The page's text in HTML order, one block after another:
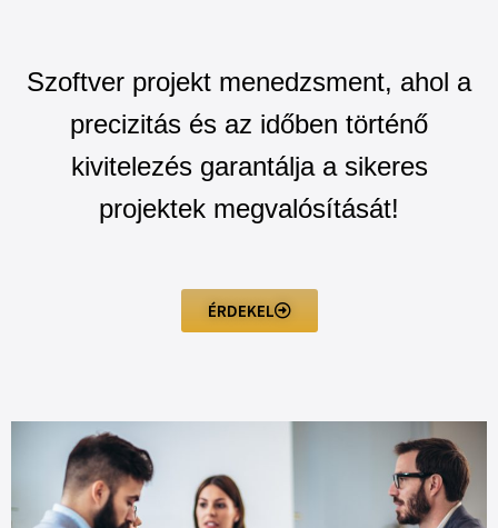
Szoftver projekt menedzsment, ahol a
precizitás és az időben történő
kivitelezés garantálja a sikeres
projektek megvalósítását!
ÉRDEKEL